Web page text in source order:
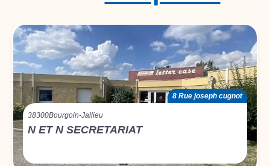
8 Rue joseph cugnot
38300Bourgoin-Jallieu
N ET N SECRETARIAT